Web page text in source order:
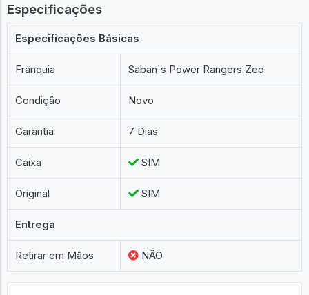
Especificações
Especificações Básicas
Franquia Saban's Power Rangers Zeo
Condição Novo
Garantia 7 Dias
Caixa SIM
Original SIM
Entrega
Retirar em Mãos NÃO